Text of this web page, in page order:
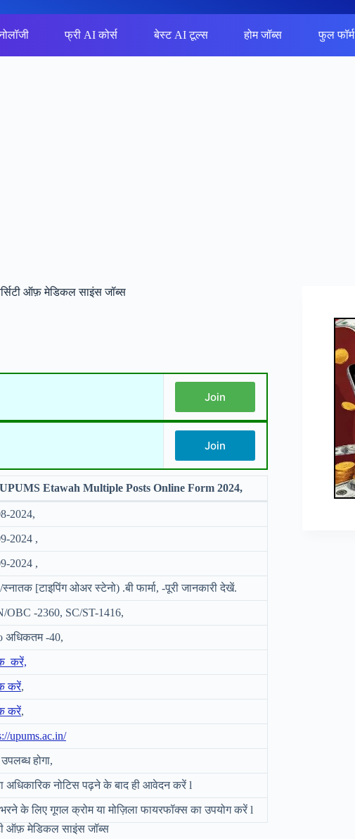
फ्री AI कोर्स बेस्ट AI टूल्स होम जॉब्स फुल फॉर्म
ऑफ़ मेडिकल साइंस जॉब्स
Join
Join
UPUMS Etawah Multiple Posts Online Form 2024,
2024,
2024 ,
2024 ,
[टाइपिंग ओअर स्टेनो) .बी फार्मा, -पूरी जानकारी देखें.
OBC -2360, SC/ST-1416,
अधिकतम -40,
करें,
करें,
करें,
upums.ac.in/
होगा,
अधिकारिक नोटिस पढ़ने के बाद ही आवेदन करें l
भरने के लिए गूगल क्रोम या मोज़िला फायरफॉक्स का उपयोग करें l
ऑफ़ मेडिकल साइंस जॉब्स